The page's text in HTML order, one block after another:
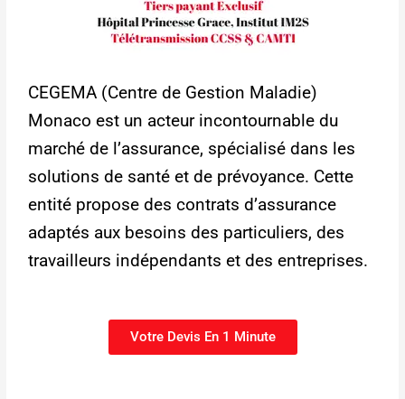
CEGEMA (Centre de Gestion Maladie)
Monaco est un acteur incontournable du
marché de l’assurance, spécialisé dans les
solutions de santé et de prévoyance. Cette
entité propose des contrats d’assurance
adaptés aux besoins des particuliers, des
travailleurs indépendants et des entreprises.
Votre Devis En 1 Minute